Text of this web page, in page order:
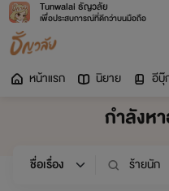
Tunwalai ธัญวลัย
เพื่อประสบการณ์ที่ดีกว่าบนมือถือ
หน้าแรก นิยาย อีบุ๊
กำลังห